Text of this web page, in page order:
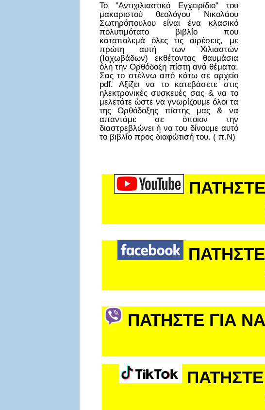
Το "Αντιχιλιαστικό Εγχειρίδιο" του
μακαριστού θεολόγου Νικολάου
Σωτηρόπουλου είναι ένα κλασικό
πολυτιμότατο βιβλίο που
καταπολεμά όλες τις αιρέσεις, με
πρώτη αυτή των Χιλιαστών
(Ιαχωβάδων) εκθέτοντας θαυμάσια
όλη την Ορθόδοξη πίστη ανά θέματα.
Σας το στέλνω από κάτω σε αρχείο
pdf. Αξίζει να το κατεβάσετε στις
ηλεκτρονικές συσκευές σας & να το
μελετάτε ώστε να γνωρίζουμε όλοι τα
της Ορθόδοξης πίστης μας & να
απαντάμε σε όποιον την
διαστρεβλώνει ή να του δίνουμε αυτό
το βιβλίο προς διαφώτισή του. ( π.Ν)
ΠΑΤΗΣΤΕ ΓΙΑ